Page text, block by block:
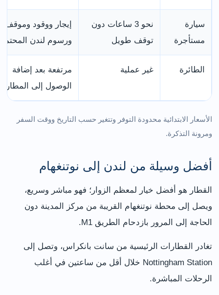
سيارة
مستأجرة
نحو 3 ساعات دون
توقف طويل
إيجار ووقود وموقف
ورسوم لندن
الطائرة غير عملية
مرتفعة بعد إضافة
الوصول إلى
الأسعار الابتدائية محدودة التوفر وتتغير حسب التاريخ ووقت السفر
ومرونة التذكرة.
أفضل وسيلة من لندن إلى نوتنغهام
القطار هو أفضل خيار لمعظم الزوار؛ فهو مباشر وسريع،
ويصل إلى محطة نوتنغهام القريبة من مركز المدينة دون
الحاجة إلى المرور بازدحام الطريق M1.
تغادر القطارات الرئيسية من سانت بانكراس، وتصل إلى
Nottingham Station خلال أقل من ساعتين في أغلب
الرحلات المباشرة.